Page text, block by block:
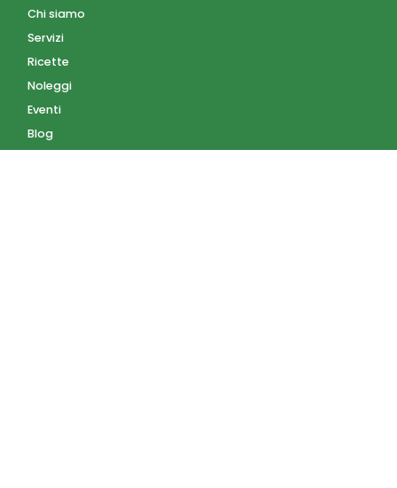
Chi siamo
Servizi
Ricette
Noleggi
Eventi
Blog